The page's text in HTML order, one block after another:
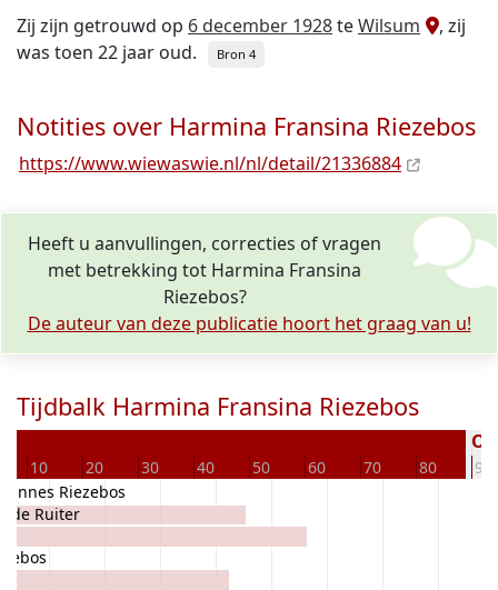
Zij zijn getrouwd op 6 december 1928teWilsum
, zij
was toen 22 jaar oud.
Bron 4
Notities over Harmina Fransina Riezebos
https://www.wiewaswie.nl/nl/detail/21336884
Heeft u aanvullingen, correcties of vragen
met betrekking tot Harmina Fransina
Riezebos?
De auteur van deze publicatie hoort het graag van u!
Tijdbalk Harmina Fransina Riezebos
10 20 30 40 50 60 70 80 90
Riezebos
de Ruiter